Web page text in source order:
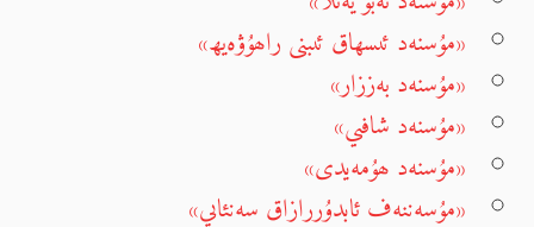
«مۇسنەد ئىسھاق ئىبنى راھۇۋەيھ»
«مۇسنەد بەززار»
«مۇسنەد شافىي»
«مۇسنەد ھۇمەيدى»
«مۇسەننەف ئابدۇررازاق سەنئاىي»